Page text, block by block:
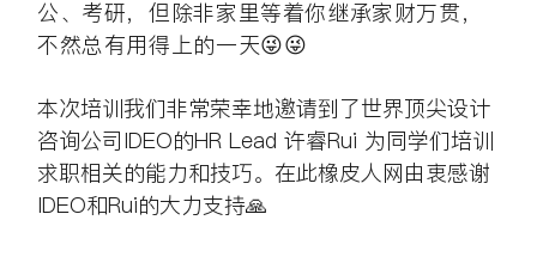
公、考研，但除非家里等着你继承家财万贯，
不然总有用得上的一天😜😜
本次培训我们非常荣幸地邀请到了世界顶尖设计
咨询公司IDEO的HR Lead 许睿Rui 为同学们培训
求职相关的能力和技巧。在此橡皮人网由衷感谢
IDEO和Rui的大力支持🙏